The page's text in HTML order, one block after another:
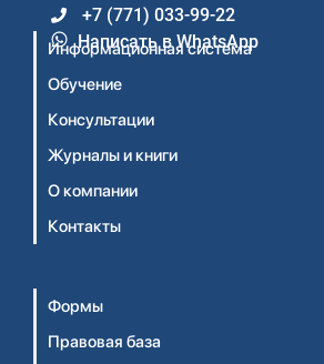
+7 (771) 033-99-22
Написать в WhatsApp
Информационная система
Обучение
Консультации
Журналы и книги
О компании
Контакты
Формы
Правовая база